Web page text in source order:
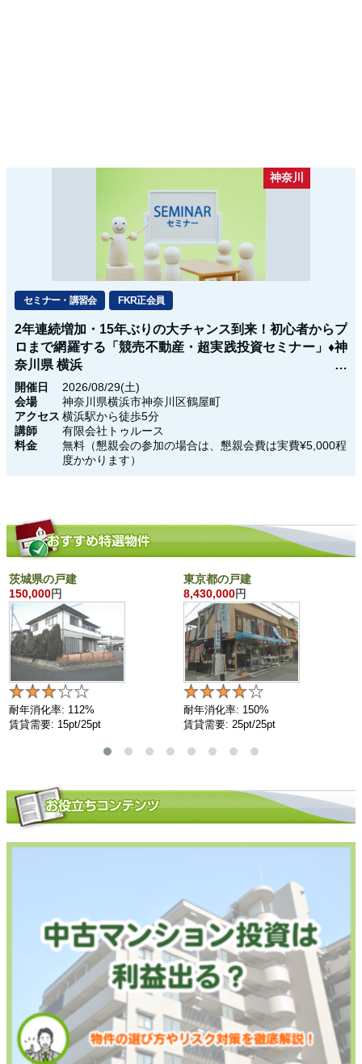
神奈川
セミナー・講習会 FKR正会員
2年連続増加・15年ぶりの大チャンス到来！初心者からプ
ロまで網羅する「競売不動産・超実践投資セミナー」♦神
奈川県 横浜
開催日
2026/08/29(土)
会場
神奈川県横浜市神奈川区鶴屋町
アクセス 横浜駅から徒歩5分
講師
有限会社トゥルース
料金
無料（懇親会の参加の場合は、懇親会費は実費¥5,000程
度かかります）
茨城県の戸建
150,000円
耐年消化率: 112%
賃貸需要: 15pt/25pt
東京都の戸建
8,430,000円
耐年消化率: 150%
賃貸需要: 25pt/25pt